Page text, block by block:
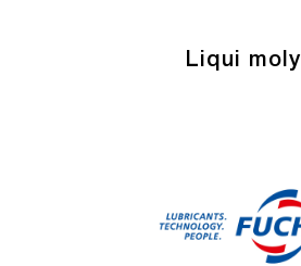
Liqui moly